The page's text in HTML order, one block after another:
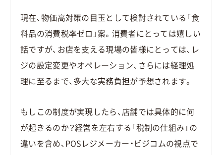
現在、物価高対策の目玉として検討されている「食
料品の消費税率ゼロ」案。消費者にとっては嬉しい
話ですが、お店を支える現場の皆様にとっては、レ
ジの設定変更やオペレーション、さらには経理処
理に至るまで、多大な実務負担が予想されます。
もしこの制度が実現したら、店舗では具体的に何
が起きるのか？経営を左右する「税制の仕組み」の
違いを含め、POSレジメーカー・ビジコムの視点で